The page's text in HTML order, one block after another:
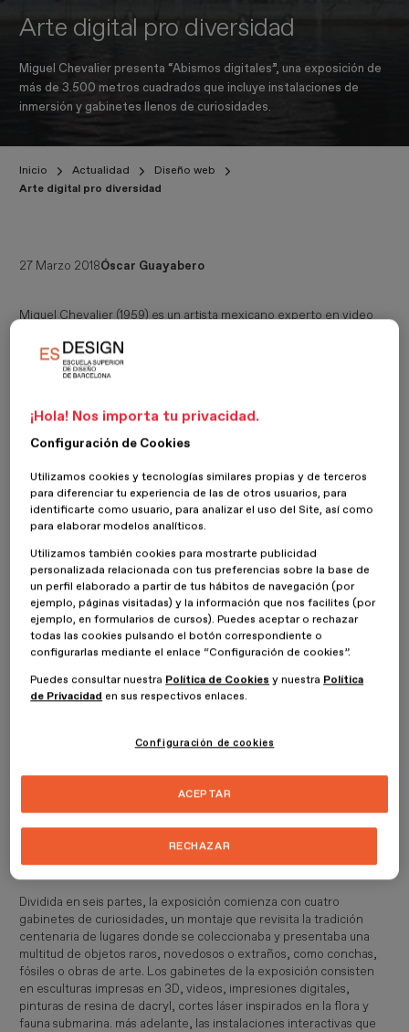
Arte digital pro diversidad
Miguel Chevalier presenta “Abismos digitales”, una exposición de
más de 3.500 metros cuadrados que incluye instalaciones de
inmersión y gabinetes llenos de curiosidades.
Inicio Actualidad
Diseño web
Arte digital pro diversidad
27 Marzo 2018Óscar Guayabero
Miguel Chevalier (1959) es un artista mexicano experto en video
Chevalier se ha centrado exclusivamente en los ordenadores
como su único medio de expresión artística. Podría decirse que
inmersivos a través de creaciones digitales.
de más de 3.500 metros cuadrados que incluye diez instalaciones
de inmersión, así como una serie de gabinetes de curiosidades que
contienen más de 100 obras nuevas. Tomando los espacios
monumentales de una base para submarinos en la ciudad de
una serie de instalaciones de arte digital para suscitar
preocupaciones sobre la fragilidad de estos ecosistemas y resaltar
la necesidad de preservar la biodiversidad de los océanos.
Inspirado en el gran fondo oceánico que ocupa dos tercios del
planeta, el artista, pionero del arte virtual y digital, continúa su
submarina (algas , plancton, corales ...). Un viaje poético y
metafórico que muestra el vínculo entre la naturaleza y el artificio
exposición invita a los visitantes a penetrar en el corazón de lo
desconocido a través de diversas instalaciones que buscan recrear
las condiciones de una simbiosis entre el hombre y esta naturaleza
acuática reinventada. Durante un paseo entre el sueño y la
realidad, los visitantes se sumergen en un universo extraño,
imbuido de misterios, territorio extraordinario para la imaginación.
Dividida en seis partes, la exposición comienza con cuatro
gabinetes de curiosidades, un montaje que revisita la tradición
centenaria de lugares donde se coleccionaba y presentaba una
multitud de objetos raros, novedosos o extraños, como conchas,
fósiles o obras de arte. Los gabinetes de la exposición consisten
en esculturas impresas en 3D, videos, impresiones digitales,
pinturas de resina de dacryl, cortes láser inspirados en la flora y
fauna submarina. más adelante, las instalaciones interactivas que
¡Hola! Nos importa tu privacidad.
Configuración de Cookies
Utilizamos cookies y tecnologías similares propias y de terceros
para diferenciar tu experiencia de las de otros usuarios, para
identificarte como usuario, para analizar el uso del Site, así como
para elaborar modelos analíticos.
Utilizamos también cookies para mostrarte publicidad
personalizada relacionada con tus preferencias sobre la base de
un perfil elaborado a partir de tus hábitos de navegación (por
ejemplo, páginas visitadas) y la información que nos facilites (por
ejemplo, en formularios de cursos). Puedes aceptar o rechazar
todas las cookies pulsando el botón correspondiente o
configurarlas mediante el enlace “Configuración de cookies”.
Puedes consultar nuestra Política de Cookies y nuestra Política
de Privacidad en sus respectivos enlaces.
Configuración de cookies
RECHAZAR
ACEPTAR